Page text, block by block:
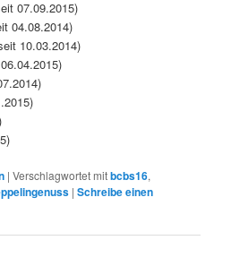
07.09.2015)
04.08.2014)
10.03.2014)
|Verschlagwortet mitbcbs16,
|Schreibe einen